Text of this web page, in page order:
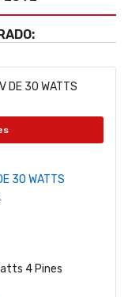
30 WATTS